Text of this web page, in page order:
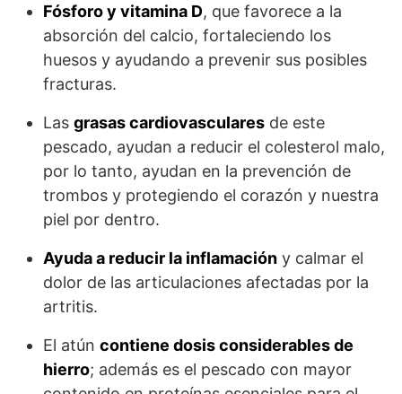
Fósforo y vitamina D, que favorece a la
absorción del calcio, fortaleciendo los
huesos y ayudando a prevenir sus posibles
fracturas.
Las grasas cardiovasculares de este
pescado, ayudan a reducir el colesterol malo,
por lo tanto, ayudan en la prevención de
trombos y protegiendo el corazón y nuestra
piel por dentro.
Ayuda a reducir la inflamación y calmar el
dolor de las articulaciones afectadas por la
artritis.
El atún contiene dosis considerables de
hierro; además es el pescado con mayor